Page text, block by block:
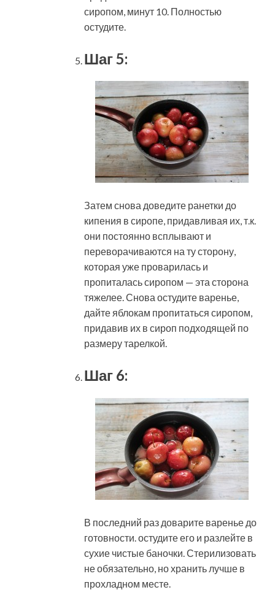
сиропом, минут 10. Полностью
остудите.
Шаг 5:
Затем снова доведите ранетки до
кипения в сиропе, придавливая их, т.к.
они постоянно всплывают и
переворачиваются на ту сторону,
которая уже проварилась и
пропиталась сиропом — эта сторона
тяжелее. Снова остудите варенье,
дайте яблокам пропитаться сиропом,
придавив их в сироп подходящей по
размеру тарелкой.
Шаг 6:
В последний раз доварите варенье до
готовности. остудите его и разлейте в
сухие чистые баночки. Стерилизовать
не обязательно, но хранить лучше в
прохладном месте.